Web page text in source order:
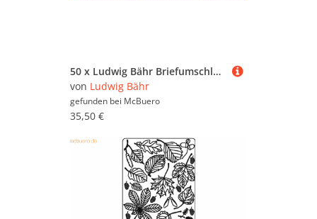
50 x Ludwig Bähr Briefumschlag 100g/qm 16,5x16,5cm maisgelb
von Ludwig Bähr
gefunden bei McBuero
35,50 €